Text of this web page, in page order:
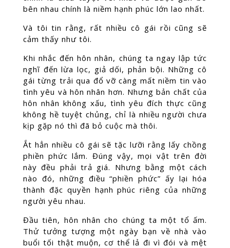
bên nhau chính là niềm hạnh phúc lớn lao nhất.
Và tôi tin rằng, rất nhiều cô gái rồi cũng sẽ
cảm thấy như tôi.
Khi nhắc đến hôn nhân, chúng ta ngay lập tức
nghĩ đến lừa lọc, giả dối, phản bội. Những cô
gái từng trải qua đổ vỡ càng mất niềm tin vào
tình yêu và hôn nhân hơn. Nhưng bản chất của
hôn nhân không xấu, tình yêu đích thực cũng
không hề tuyệt chủng, chỉ là nhiều người chưa
kịp gặp nó thì đã bỏ cuộc mà thôi.
Ắt hẳn nhiều cô gái sẽ tặc lưỡi rằng lấy chồng
phiền phức lắm. Đúng vậy, mọi vật trên đời
này đều phải trả giá. Nhưng bằng một cách
nào đó, những điều “phiền phức” ấy lại hóa
thành đặc quyền hạnh phúc riêng của những
người yêu nhau.
Đầu tiên, hôn nhân cho chúng ta một tổ ấm.
Thử tưởng tượng một ngày bạn về nhà vào
buổi tối thật muộn, cơ thể lả đi vì đói và mệt